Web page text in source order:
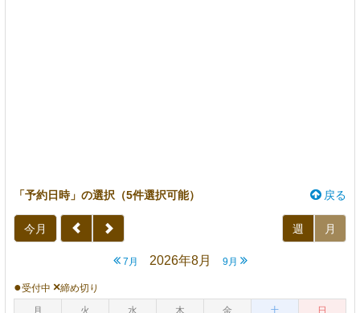
戻る
「予約日時」の選択（5件選択可能）
今月
7月 2026年8月 9月
週 月
●受付中 ×締め切り
月
火 水 木 金 土 日